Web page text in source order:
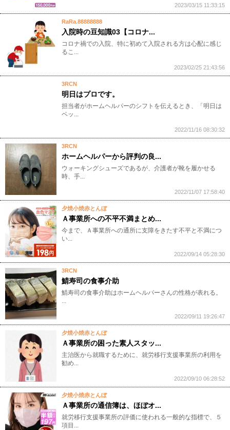
2023/03/15 11:33:15
RaRa.88888888
入院時の豆知識03【コロナ...
コロナ禍での入院、特に初めて入院される方は心配に感じ
るこ...
2023/02/25 21:43:56
3RCN
明日はプロです。
担当者がホームヘルパーのシフトを伝えるとき、「明日は
ベッ...
2022/11/16 08:30:32
3RCN
ホームヘルパーから評判の良...
ウォーキングシューズであるが、介護者が靴を履かせる
時、手...
2022/11/07 17:58:40
夕焼小焼赤とんぼ
Ａ事業所への不平不満まとめ...
​今まで、Ａ事業所への通所に支障をきたす不平と不満につ
い...
2022/09/14 05:28:30
3RCN
鯖寿司の食事介助
鯖寿司の食事介助はホームヘルパーさんの性格が表れる。
2022/09/11 19:26:47
夕焼小焼赤とんぼ
Ａ事業所の困った素人スタッ...
主治医から就職するために、就労移行支援事業所の利用を
勧め...
2022/09/10 06:28:52
夕焼小焼赤とんぼ
Ａ事業所の通信簿は、ほぼオ...
就労移行支援事業所の評価に使われる一般的な指標で、５
項目...